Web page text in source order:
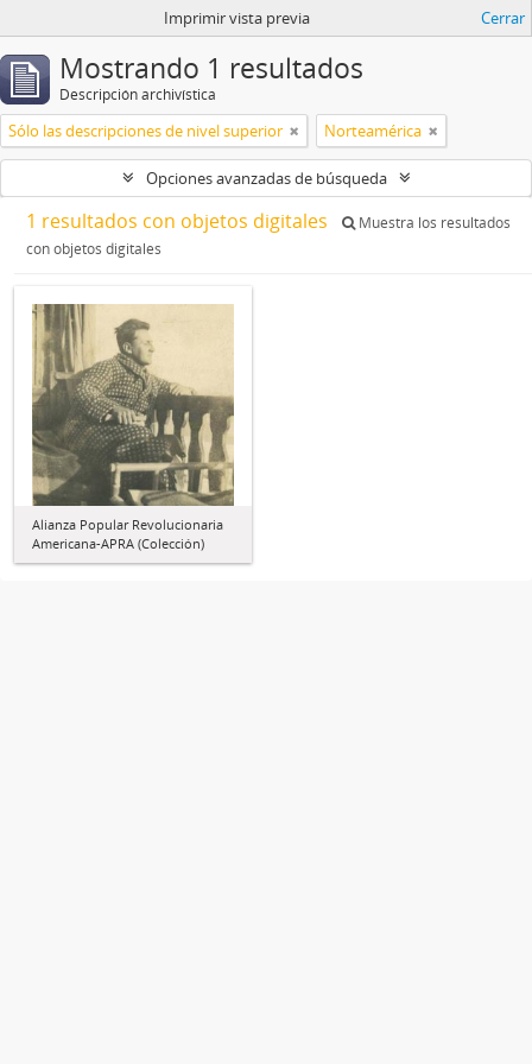
Imprimir vista previa Cerrar
Mostrando 1 resultados
Descripción archivística
Sólo las descripciones de nivel superior Norteamérica
Opciones avanzadas de búsqueda
1 resultados con objetos digitales
Muestra los resultados
con objetos digitales
Alianza Popular Revolucionaria
Americana-APRA (Colección)